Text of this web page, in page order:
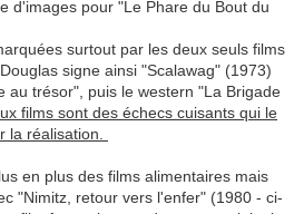
surtout par les deux seuls films
signe ainsi "Scalawag" (1973)
au trésor", puis le western "La Brigade
films sont des échecs cuisants qui le
la réalisation.
en plus des films alimentaires mais
"Nimitz, retour vers l'enfer" (1980 - ci-